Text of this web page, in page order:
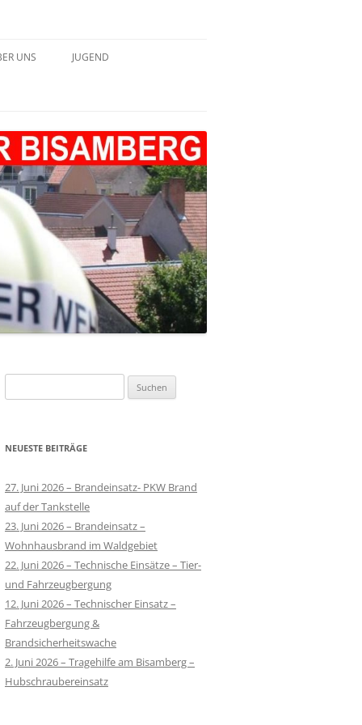
UNS JUGEND
JUGEND 2024
JUGEND 2025
JUGEND 2026
nach:
NEUESTE BEITRÄGE
27. Juni 2026 – Brandeinsatz- PKW Brand
auf der Tankstelle
23. Juni 2026 – Brandeinsatz –
Wohnhausbrand im Waldgebiet
22. Juni 2026 – Technische Einsätze – Tier-
und Fahrzeugbergung
12. Juni 2026 – Technischer Einsatz –
Fahrzeugbergung &
Brandsicherheitswache
2. Juni 2026 – Tragehilfe am Bisamberg –
Hubschraubereinsatz